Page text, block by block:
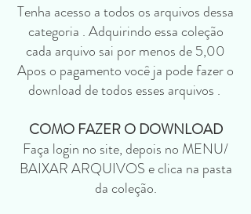
Tenha acesso a todos os arquivos dessa
categoria . Adquirindo essa coleção
cada arquivo sai por menos de 5,00
Apos o pagamento você ja pode fazer o
download de todos esses arquivos .
COMO FAZER O DOWNLOAD
Faça login no site, depois no MENU/
BAIXAR ARQUIVOS e clica na pasta
da coleção.